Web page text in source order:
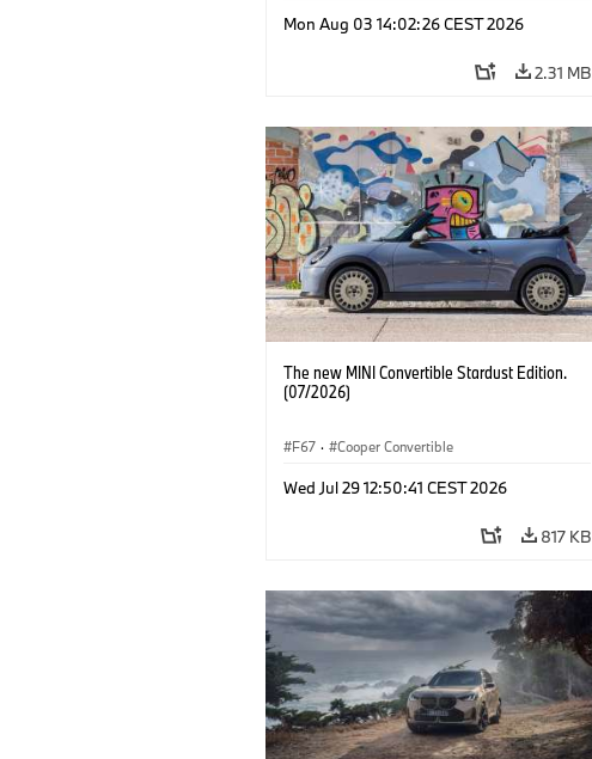
Mon Aug 03 14:02:26 CEST 2026
2.31 MB
The new MINI Convertible Stardust Edition.
(07/2026)
F67 · Cooper Convertible
Wed Jul 29 12:50:41 CEST 2026
817 KB